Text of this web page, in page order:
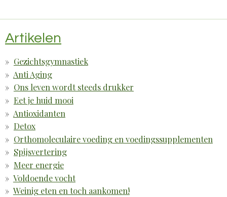
Artikelen
Gezichtsgymnastiek
Anti Aging
Ons leven wordt steeds drukker
Eet je huid mooi
Antioxidanten
Detox
Orthomoleculaire voeding en voedingssupplementen
Spijsvertering
Meer energie
Voldoende vocht
Weinig eten en toch aankomen!